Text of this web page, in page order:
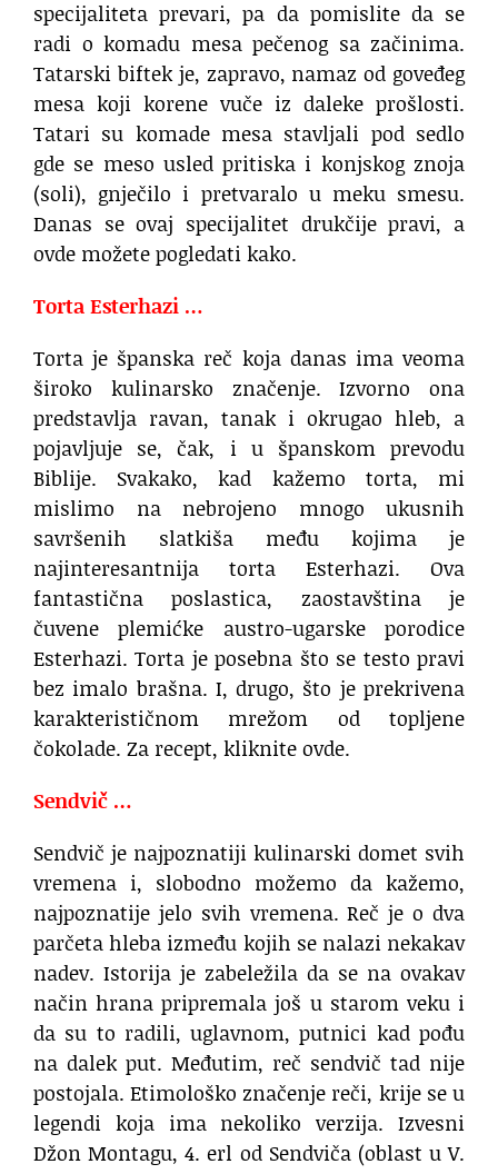
specijaliteta prevari, pa da pomislite da se
radi o komadu mesa pečenog sa začinima.
Tatarski biftek je, zapravo, namaz od goveđeg
mesa koji korene vuče iz daleke prošlosti.
Tatari su komade mesa stavljali pod sedlo
gde se meso usled pritiska i konjskog znoja
(soli), gnječilo i pretvaralo u meku smesu.
Danas se ovaj specijalitet drukčije pravi, a
ovde možete pogledati kako.
Torta Esterhazi …
Torta je španska reč koja danas ima veoma
široko kulinarsko značenje. Izvorno ona
predstavlja ravan, tanak i okrugao hleb, a
pojavljuje se, čak, i u španskom prevodu
Biblije. Svakako, kad kažemo torta, mi
mislimo na nebrojeno mnogo ukusnih
savršenih slatkiša među kojima je
najinteresantnija torta Esterhazi. Ova
fantastična poslastica, zaostavština je
čuvene plemićke austro-ugarske porodice
Esterhazi. Torta je posebna što se testo pravi
bez imalo brašna. I, drugo, što je prekrivena
karakterističnom mrežom od topljene
čokolade. Za recept, kliknite ovde.
Sendvič …
Sendvič je najpoznatiji kulinarski domet svih
vremena i, slobodno možemo da kažemo,
najpoznatije jelo svih vremena. Reč je o dva
parčeta hleba između kojih se nalazi nekakav
nadev. Istorija je zabeležila da se na ovakav
način hrana pripremala još u starom veku i
da su to radili, uglavnom, putnici kad pođu
na dalek put. Međutim, reč sendvič tad nije
postojala. Etimološko značenje reči, krije se u
legendi koja ima nekoliko verzija. Izvesni
Džon Montagu, 4. erl od Sendviča (oblast u V.